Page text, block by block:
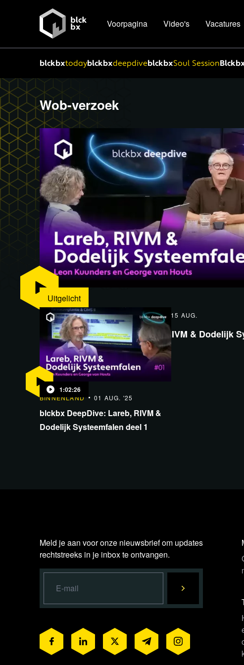
Voorpagina Video's Vacatures
blckbxtodayblckbxdeepdiveblckbxSoul Session
Wob-verzoek
Uitgelicht
1:02:26 BINNENLAND 15 AUG.
blckbx DeepDive: Lareb, RIVM & Dodelijk
deel 3
1:02:26
BINNENLAND 01 AUG. '25
blckbx DeepDive: Lareb, RIVM &
Dodelijk Systeemfalen deel 1
Meld je aan voor onze nieuwsbrief om updates
rechtstreeks in je inbox te ontvangen.